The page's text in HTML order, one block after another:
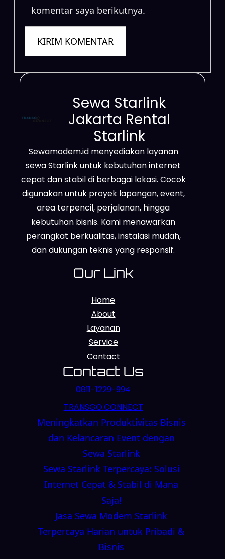
komentar saya berikutnya.
Sewa Starlink
Jakarta Rental
Starlink
Sewamodem.id menyediakan layanan
sewa Starlink untuk kebutuhan internet
cepat dan stabil di berbagai lokasi. Cocok
digunakan untuk proyek lapangan, event,
area terpencil, perjalanan, hingga
kebutuhan bisnis. Kami menawarkan
perangkat berkualitas, instalasi mudah,
dan dukungan teknis yang responsif.
Our Link
Home
About
Layanan
Service
Contact
Contact Us
0811-1229-994
TRANSGO.CONNECT
Meningkatkan Produktivitas Bisnis
dan Kelancaran Event dengan
Sewa Starlink
Sewa Starlink Terpercaya: Solusi
Internet Cepat & Stabil di Mana
Saja!
Jasa Sewa Modem Starlink
Terpercaya Harian untuk Pribadi &
Bisnis